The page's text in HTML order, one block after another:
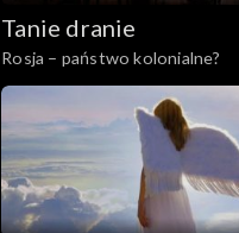
Tanie dranie
Rosja – państwo kolonialne?